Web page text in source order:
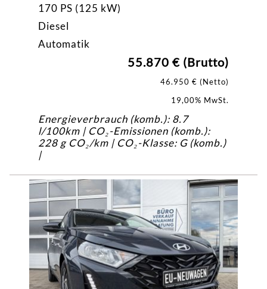
170 PS (125 kW)
Diesel
Automatik
55.870 € (Brutto)
46.950 € (Netto)
19,00% MwSt.
Energieverbrauch (komb.): 8.7
l/100km | CO₂-Emissionen (komb.):
228 g CO₂/km | CO₂-Klasse: G (komb.)
|